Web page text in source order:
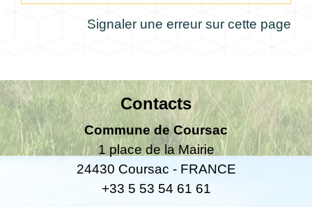
Signaler une erreur sur cette page
Contacts
Commune de Coursac
1 place de la Mairie
24430 Coursac - FRANCE
+33 5 53 54 61 61